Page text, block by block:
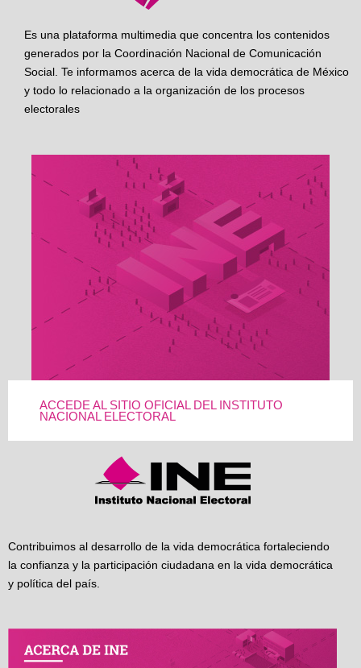
Es una plataforma multimedia que concentra los contenidos
generados por la Coordinación Nacional de Comunicación
Social. Te informamos acerca de la vida democrática de México
y todo lo relacionado a la organización de los procesos
electorales
ACCEDE AL SITIO OFICIAL DEL INSTITUTO
NACIONAL ELECTORAL
Contribuimos al desarrollo de la vida democrática fortaleciendo
la confianza y la participación ciudadana en la vida democrática
y política del país.